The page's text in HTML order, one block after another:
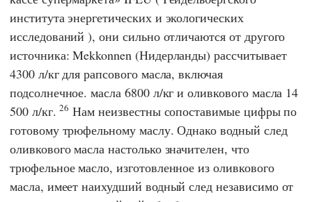
института энергетических и экологических
исследований ), они сильно отличаются от другого
источника:Mekkonnen (Нидерланды) рассчитывает
4300 л/кг для рапсового масла, включая
подсолнечное. масла 6800 л/кг и оливкового масла 14
500 л/кг.26 Нам неизвестны сопоставимые цифры по
готовому трюфельному маслу. Однако водный след
оливкового масла настолько значителен, что
трюфельное масло, изготовленное из оливкового
масла, имеет наихудший водный след независимо от